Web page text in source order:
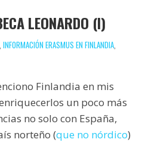
LEONARDO (I)
INFORMACIÓN ERASMUS EN FINLANDIA,
Finlandia en mis
un poco más
no solo con España,
norteño (que no nórdico)